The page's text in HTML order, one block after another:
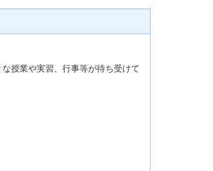
授業や実習、行事等が待ち受けて